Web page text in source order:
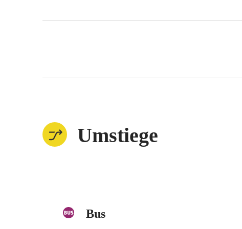
Umstiege
Bus